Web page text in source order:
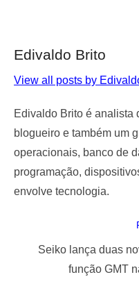
Edivaldo Brito
View all posts by
Edivaldo Brito é analista
blogueiro e também um
operacionais, banco de
programação,
envolve tecnologia.
Previous
Seiko lança duas
função GMT